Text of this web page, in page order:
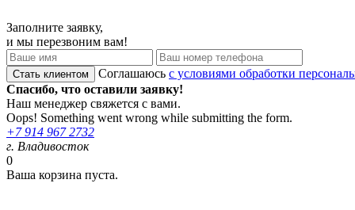
Заполните заявку,
и мы перезвоним вам!
Соглашаюсь с условиями обработки
Спасибо, что оставили заявку!
Наш менеджер свяжется с вами.
Oops! Something went wrong while submitting the form.
+7 914 967 2732
г. Владивосток
0
Ваша корзина пуста.